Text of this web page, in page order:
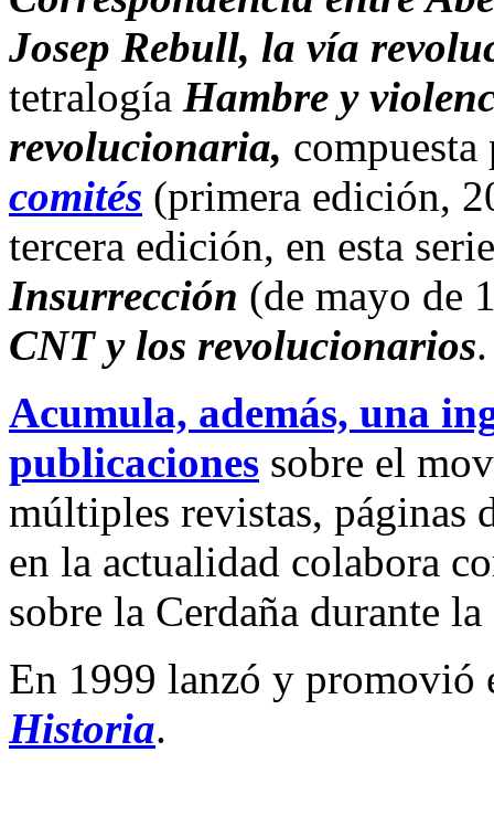
Josep Rebull, la vía
tetralogía Hambre y
revolucionaria,
comités (primera edición,
tercera edición, en esta
Insurrección (de mayo de
CNT y los revolucionarios.
Acumula, además, una
publicaciones sobre el
múltiples revistas, páginas
en la actualidad colabora
sobre la Cerdaña durante
En 1999 lanzó y promovió
Historia.